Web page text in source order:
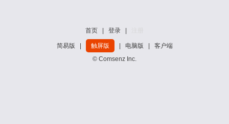
首页 登录
简易版 触屏版 电脑版
客户端
© Comsenz Inc.